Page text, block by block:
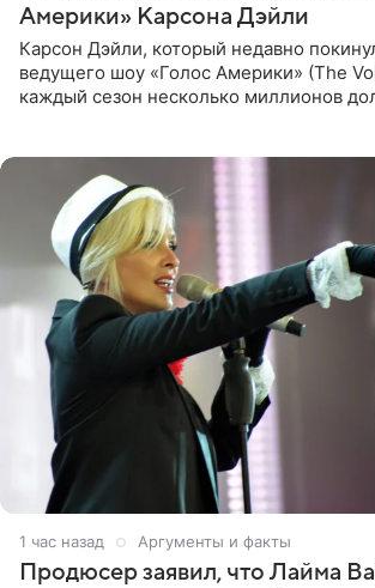
Америки» Карсона Дэйли
Карсон Дэйли, который недавно
ведущего шоу «Голос Америки» (The
каждый сезон несколько миллионов
1 час назад Аргументы и факты
Продюсер заявил, что Лайма